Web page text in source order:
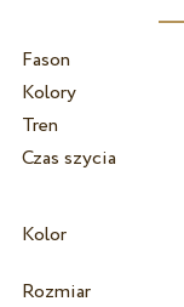
Fason
Kolory
Tren
Czas szycia
Kolor
Rozmiar